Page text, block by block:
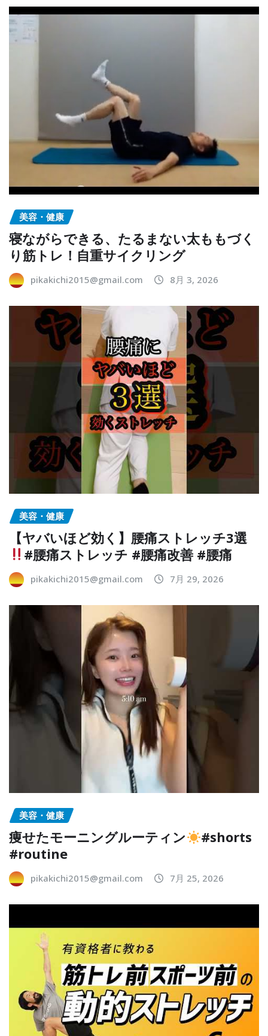
美容・健康
寝ながらできる、たるまない太ももづく
り筋トレ！自重サイクリング
pikakichi2015@gmail.com 8月 3, 2026
美容・健康
【ヤバいほど効く】腰痛ストレッチ3選
#腰痛ストレッチ #腰痛改善 #腰痛
pikakichi2015@gmail.com 7月 29, 2026
美容・健康
痩せたモーニングルーティン
#shorts
#routine
pikakichi2015@gmail.com 7月 25, 2026